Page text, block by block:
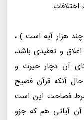
هزار آیه است ) ،
و تعقیدی باشد،
آن دچار حیرت و
آنکه قرآن فصیح
شرط فصاحت این است
آن آیاتی هم که جزو